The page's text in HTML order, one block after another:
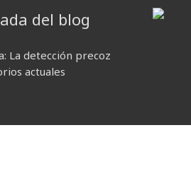
del blog
La detección precoz
actuales